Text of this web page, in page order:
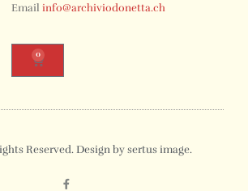
Emailinfo@archiviodonetta.ch
0
Reserved. Design by sertus image.